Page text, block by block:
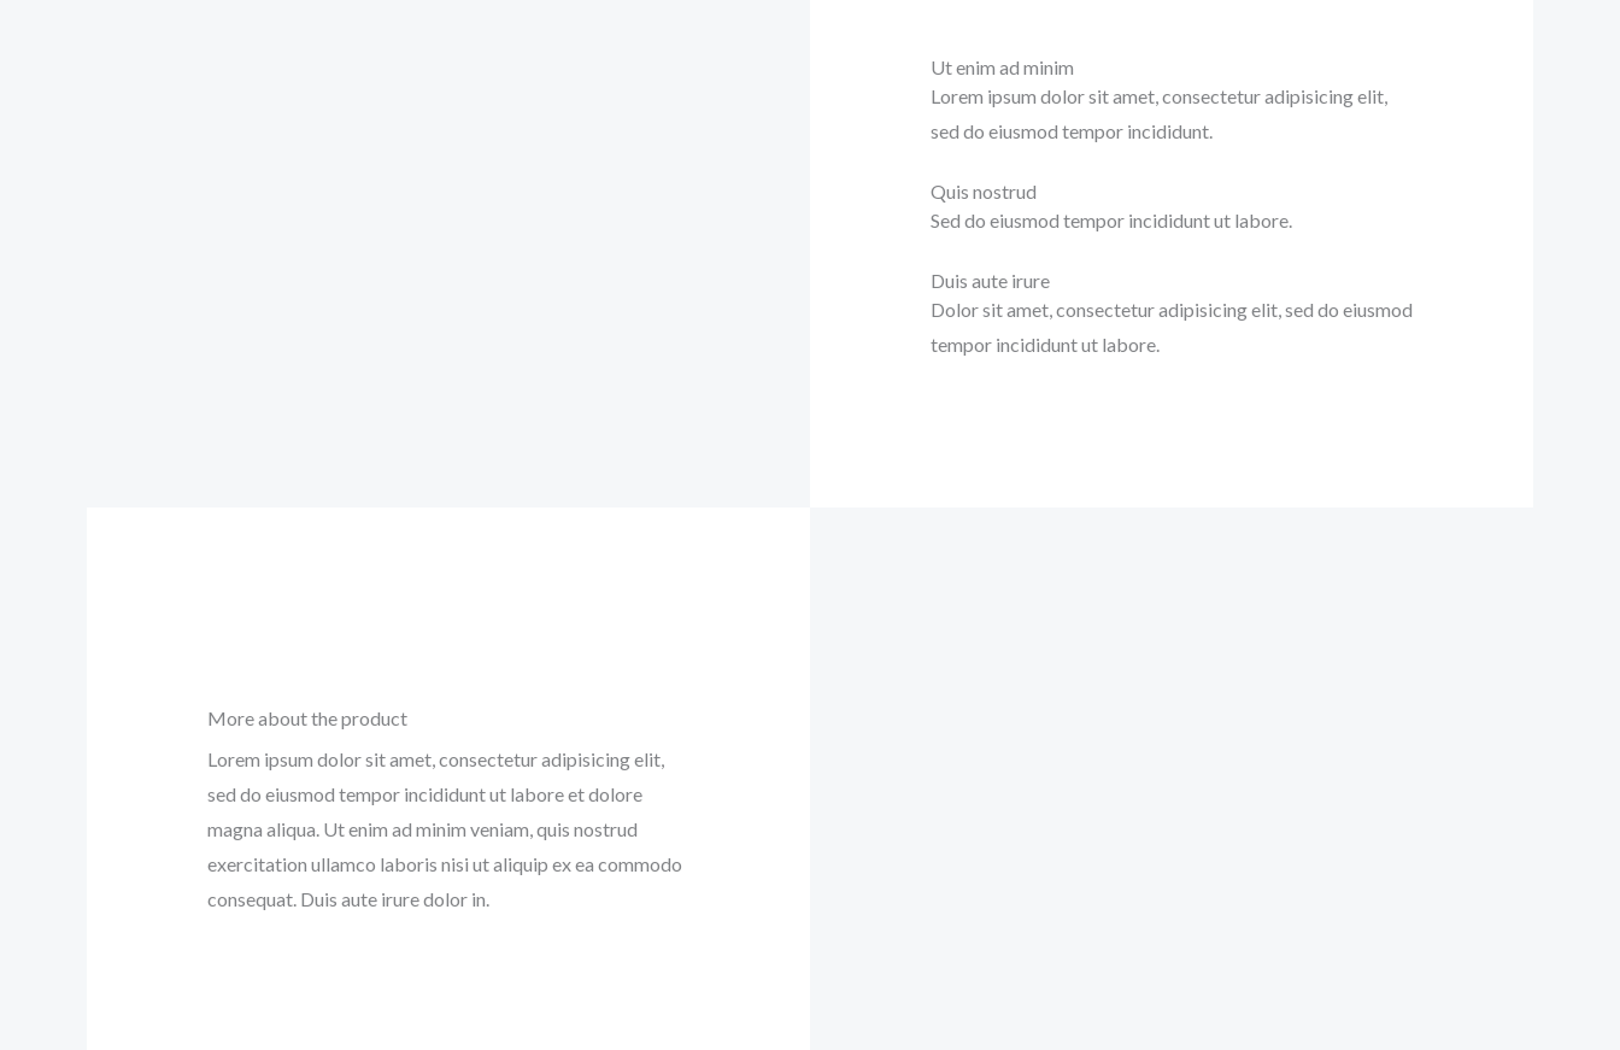
Ut enim ad minim
Lorem ipsum dolor sit amet, consectetur adipisicing elit,
sed do eiusmod tempor incididunt.
Quis nostrud
Sed do eiusmod tempor incididunt ut labore.
Duis aute irure
Dolor sit amet, consectetur adipisicing elit, sed do eiusmod
tempor incididunt ut labore.
More about the product
Lorem ipsum dolor sit amet, consectetur adipisicing elit,
sed do eiusmod tempor incididunt ut labore et dolore
magna aliqua. Ut enim ad minim veniam, quis nostrud
exercitation ullamco laboris nisi ut aliquip ex ea commodo
consequat. Duis aute irure dolor in.